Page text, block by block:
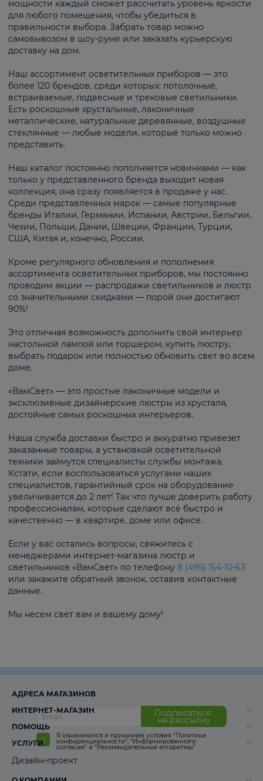
мощности каждый сможет рассчитать уровень яркости
для любого помещения, чтобы убедиться в
правильности выбора. Забрать товар можно
самовывозом в шоу-руме или заказать курьерскую
доставку на дом.
Наш ассортимент осветительных приборов — это
более 120 брендов, среди которых: потолочные,
встраиваемые, подвесные и трековые светильники.
Есть роскошные хрустальные, лаконичные
металлические, натуральные деревянные, воздушные
стеклянные — любые модели, которые только можно
представить.
Наш каталог постоянно пополняется новинками — как
только у представленного бренда выходит новая
коллекция, она сразу появляется в продаже у нас.
Среди представленных марок — самые популярные
бренды Италии, Германии, Испании, Австрии, Бельгии,
Чехии, Польши, Дании, Швеции, Франции, Турции,
США, Китая и, конечно, России.
Кроме регулярного обновления и пополнения
ассортимента осветительных приборов, мы постоянно
проводим акции — распродажи светильников и люстр
со значительными скидками — порой они достигают
90%!
Это отличная возможность дополнить свой интерьер
настольной лампой или торшером, купить люстру,
выбрать подарок или полностью обновить свет во всем
доме.
«ВамСвет» — это простые лаконичные модели и
эксклюзивные дизайнерские люстры из хрусталя,
достойные самых роскошных интерьеров.
Наша служба доставки быстро и аккуратно привезет
заказанные товары, а установкой осветительной
техники займутся специалисты службы монтажа.
Кстати, если воспользоваться услугами наших
специалистов, гарантийный срок на оборудование
увеличивается до 2 лет! Так что лучше доверить работу
профессионалам, которые сделают всё быстро и
качественно — в квартире, доме или офисе.
Если у вас остались вопросы, свяжитесь с
менеджерами интернет-магазина люстр и
светильников «ВамСвет» по телефону 8 (495) 154-10-63
или закажите обратный звонок, оставив контактные
данные.
Мы несем свет вам и вашему дому!
Подписаться
на рассылку
Я ознакомился и принимаю условия “Политики
конфиденциальности”, “Информированного
согласия“ и “Рекомендательные алгоритмы“
АДРЕСА МАГАЗИНОВ
ИНТЕРНЕТ-МАГАЗИН
ПОМОЩЬ
УСЛУГИ
Дизайн-проект